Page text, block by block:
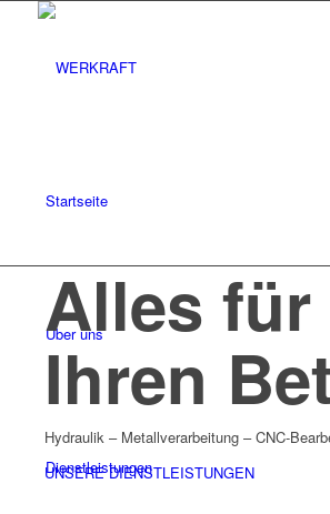
Startseite
Über uns
Dienstleistungen
Alles für
Ihren
Hydraulik – Metallverarbeitung – CNC-
UNSERE DIENSTLEISTUNGEN